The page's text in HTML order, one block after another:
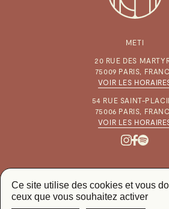
METI
20 RUE DES
75009 PARIS,
VOIR LES
54 RUE SAINT-
75006 PARIS,
VOIR LES
Ce site utilise des cookies et vous
ceux que vous souhaitez activer